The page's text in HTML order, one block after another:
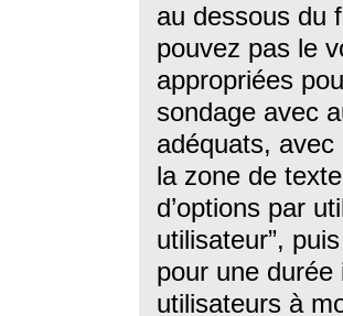
au dessous du
pouvez pas le
appropriées
sondage avec
adéquats,
la zone de
d’options par
utilisateur”,
pour une durée
utilisateurs à